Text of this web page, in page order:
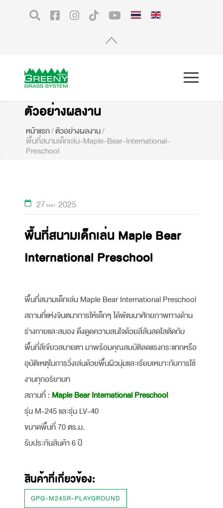
ตัวอย่างผลงาน
หน้าแรก/ตัวอย่างผลงาน/
พื้นที่สนามเด็กเล่น-Maple-Bear-International-
Preschool
27Mar 2025
พื้นที่สนามเด็กเล่น Maple Bear
International Preschool
พื้นที่สนามเด็กเล่น Maple Bear International Preschool
สถานที่แห่งจินตนาการให้เด็กๆ ได้พัฒนาศักยภาพทางด้าน
ร่างกายและสมอง ดึงดูดความสนใจด้วยสีสันสดใสตัดกับ
พื้นที่สีเขียวสบายตา มาพร้อมคุณสมบัติลดแรงกระแทกหรือ
อุบัติเหตุในการวิ่งเล่นด้วยพื้นผิวนุ่มและเรียบเหมาะกับการใช้
งานทุกอริยาบท
สถานที่ : Maple Bear International Preschool
รุ่น M-245 และรุ่น LV-40
ขนาดพื้นที่ 70 ตร.ม.
รับประกันสินค้า 6 ปี
สินค้าที่เกี่ยวข้อง:
GPG-M245R-PLAYGROUND